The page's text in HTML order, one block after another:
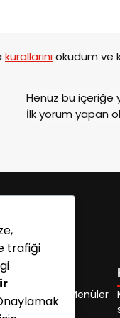
kurallarınıokudum ve
Henüz bu içeriğe
İlk yorum yapan
Görünüm → Menüler
trafiği